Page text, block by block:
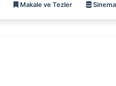
Makale ve Tezler